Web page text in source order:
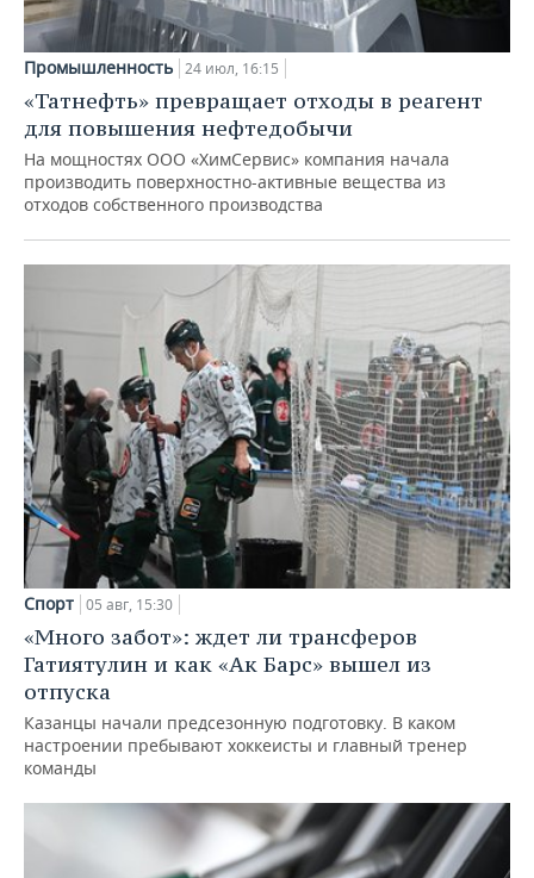
Промышленность 24 июл, 16:15
«Татнефть» превращает отходы в реагент
для повышения нефтедобычи
На мощностях ООО «ХимСервис» компания начала
производить поверхностно-активные вещества из
отходов собственного производства
Спорт 05 авг, 15:30
«Много забот»: ждет ли трансферов
Гатиятулин и как «Ак Барс» вышел из
отпуска
Казанцы начали предсезонную подготовку. В каком
настроении пребывают хоккеисты и главный тренер
команды